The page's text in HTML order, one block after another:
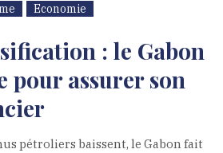
Economie
: le Gabon
pour assurer son
pétroliers baissent, le Gabon fait